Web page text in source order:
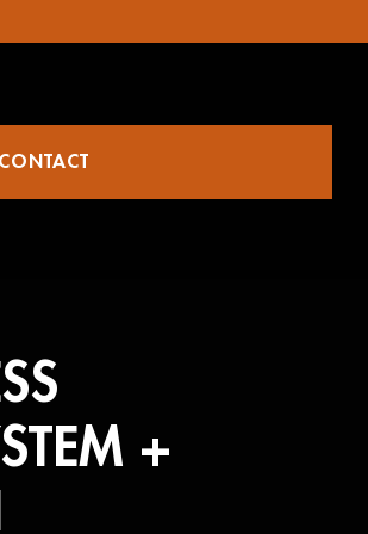
CONTACT
+